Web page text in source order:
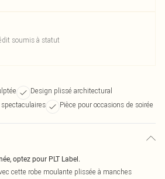
soumis à statut
Design plissé architectural
Pièce pour occasions de soirée
optez pour PLT Label.
cette robe moulante plissée à manches